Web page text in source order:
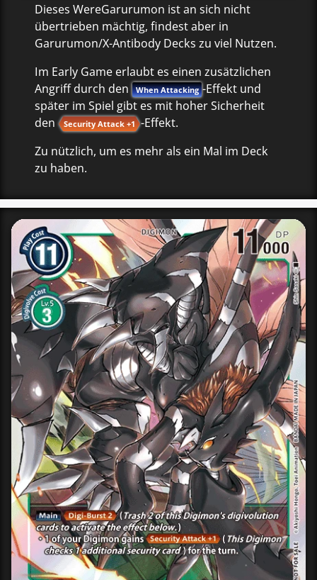
Dieses WereGarurumon ist an sich nicht
übertrieben mächtig, findest aber in
Garurumon/X-Antibody Decks zu viel Nutzen.
Im Early Game erlaubt es einen zusätzlichen
Angriff durch den When Attacking -Effekt und
später im Spiel gibt es mit hoher Sicherheit
den Security Attack +1 -Effekt.
Zu nützlich, um es mehr als ein Mal im Deck
zu haben.